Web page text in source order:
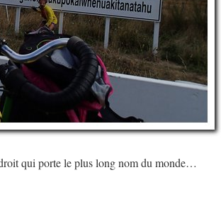
qui porte le plus long nom du monde…